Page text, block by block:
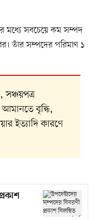
মধ্যে সবচেয়ে কম সম্পদ
তাঁর সম্পদের পরিমাণ ১
সঞ্চয়পত্র
আমানতে বৃদ্ধি,
ইত্যাদি কারণে